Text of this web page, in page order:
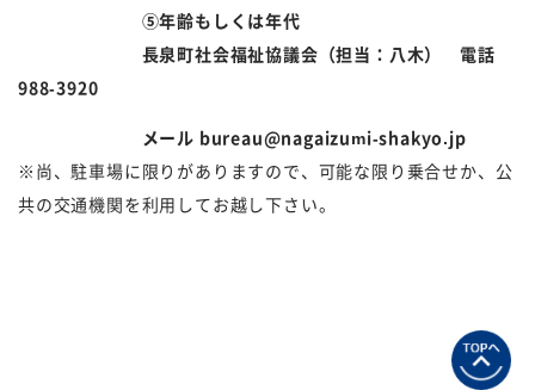
⑤年齢もしくは年代
長泉町社会福祉協議会（担当：八木）
電話
988-3920
メール bureau@nagaizumi-shakyo.jp
※尚、駐車場に限りがありますので、可能な限り乗合せか、公
共の交通機関を利用してお越し下さい。